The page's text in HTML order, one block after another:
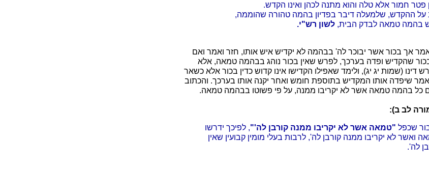
פטר חמור אלא טלה והוא מתנה לכהן ואינו הקדש.
על ההקדש, שלמעלה דיבר בפדיון בהמה טהורה שהוממה,
בהמה טמאה לבדק הבית, לשון רש"י.
אך בכור אשר יבוכר לה' בבהמה לא יקדיש איש אותו, חזר ואמר ואם
שהקדיש ופדה בערכך, לפרש שאין בכור נוהג בבהמה טמאה, אלא
(שמות יג יג), ולימד שאפילו הקדישו אינו קדוש כדין בכור אלא כשאר
שיפדה אותו המקדיש בתוספת חומש ואחר יקנה אותו בערכך. והכתוב
כל בהמה טמאה אשר לא יקריבו ממנה, על פי פשוטו בבהמה טמאה.
לב ב):
שכפל "טמאה אשר לא יקריבו ממנה קורבן לה'", לפיכך ידרשו
ואשר לא יקריבו ממנה קורבן לה', לרבות בעלי מומין קבועין שאין
לה'.